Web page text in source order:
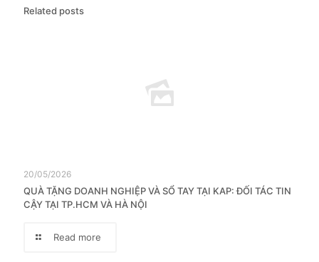
Related posts
20/05/2026
QUÀ TẶNG DOANH NGHIỆP VÀ SỔ TAY TẠI KAP: ĐỐI TÁC TIN
CẬY TẠI TP.HCM VÀ HÀ NỘI
Read more